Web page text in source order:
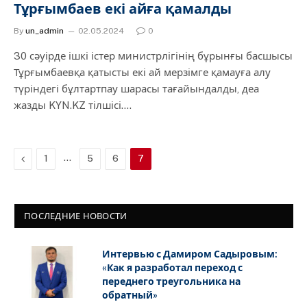
Тұрғымбаев екі айға қамалды
By un_admin 02.05.2024 0
30 сәуірде ішкі істер министрлігінің бұрынғы басшысы
Тұрғымбаевқа қатысты екі ай мерзімге қамауға алу
түріндегі бұлтартпау шарасы тағайындалды, деа
жазды KYN.KZ тілшісі.…
Previous
1 … 5 6 7
ПОСЛЕДНИЕ НОВОСТИ
Интервью с Дамиром Садыровым:
«Как я разработал переход с
переднего треугольника на
обратный»